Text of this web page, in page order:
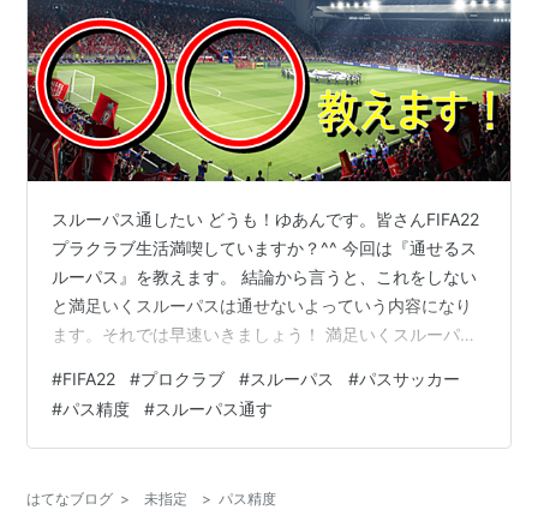
スルーパス通したい どうも！ゆあんです。皆さんFIFA22
プラクラブ生活満喫していますか？^^ 今回は『通せるス
ルーパス』を教えます。 結論から言うと、これをしない
と満足いくスルーパスは通せないよっていう内容になり
ます。それでは早速いきましょう！ 満足いくスルーパス
具体化します。 それは『自分がイメージする軌道でボー
ルを走らせる』 という事。 それでは自分のイメージ通り
のスルーパスをする為に必要な措置を具体的に教えてい
#FIFA22 #プロクラブ #スルーパス #パスサッカー
#パス精度 #スルーパス通す
はてなブログ > 未指定 > パス精度